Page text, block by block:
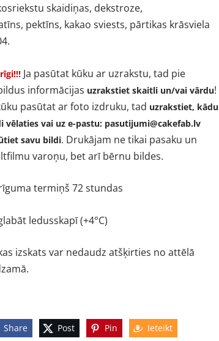
skaidiņas, dekstroze,
pektīns, kakao sviests, pārtikas krāsviela
Ja pasūtat kūku ar uzrakstu, tad pie
informācijas uzrakstiet skaitli un/vai vārdu!
pasūtat ar foto izdruku, tad uzrakstiet, kādu
vēlaties vai uz e-pastu: pasutijumi@cakefab.lv
savu bildi. Drukājam ne tikai pasaku un
varoņu, bet arī bērnu bildes.
termiņš 72 stundas
ledusskapī (+4°C)
izskats var nedaudz atšķirties no attēlā
Share Post Pin Ieteikt